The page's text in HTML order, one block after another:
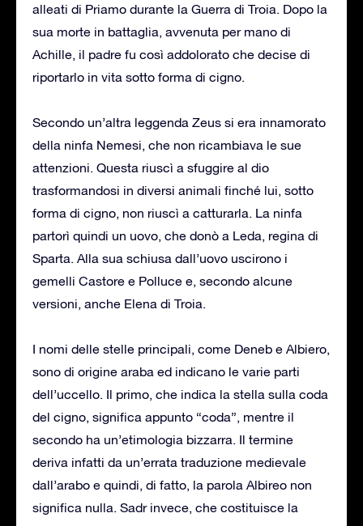
alleati di Priamo durante la Guerra di Troia. Dopo la
sua morte in battaglia, avvenuta per mano di
Achille, il padre fu così addolorato che decise di
riportarlo in vita sotto forma di cigno.
Secondo un’altra leggenda Zeus si era innamorato
della ninfa Nemesi, che non ricambiava le sue
attenzioni. Questa riuscì a sfuggire al dio
trasformandosi in diversi animali finché lui, sotto
forma di cigno, non riuscì a catturarla. La ninfa
partorì quindi un uovo, che donò a Leda, regina di
Sparta. Alla sua schiusa dall’uovo uscirono i
gemelli Castore e Polluce e, secondo alcune
versioni, anche Elena di Troia.
I nomi delle stelle principali, come Deneb e Albiero,
sono di origine araba ed indicano le varie parti
dell’uccello. Il primo, che indica la stella sulla coda
del cigno, significa appunto “coda”, mentre il
secondo ha un’etimologia bizzarra. Il termine
deriva infatti da un’errata traduzione medievale
dall’arabo e quindi, di fatto, la parola Albireo non
significa nulla. Sadr invece, che costituisce la